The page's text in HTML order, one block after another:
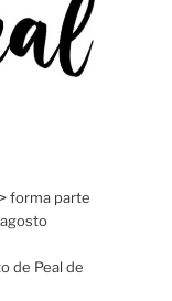
forma parte
de Peal de